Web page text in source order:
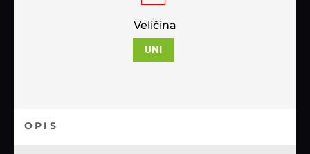
Veličina
UNI
OPIS